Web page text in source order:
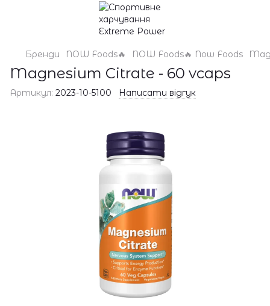
Бренди NOW Foods🔥 NOW Foods🔥 Now Foods
Magnesium Citrate - 60 vcaps
Артикул: 2023-10-5100 Написати відгук